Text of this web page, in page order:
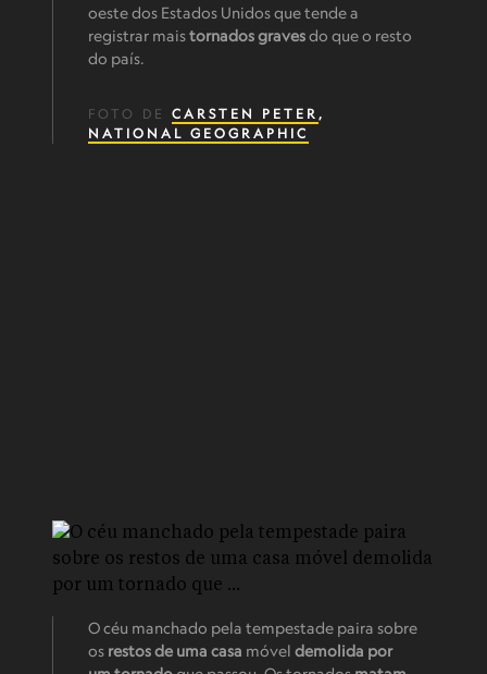
oeste dos Estados Unidos que tende a
registrar maistornados gravesdo que o resto
do país.
FOTO DE CARSTEN PETER ,
NATIONAL GEOGRAPHIC
O céu manchado pela tempestade paira sobre
os restos de uma casa móvel demolida por